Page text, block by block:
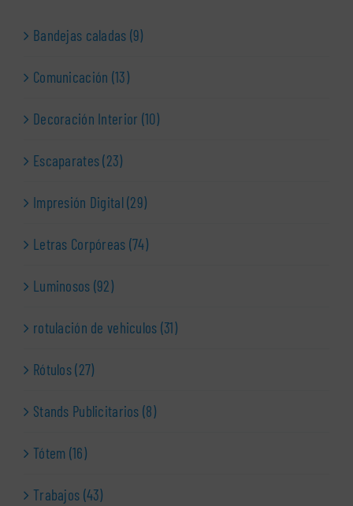
Bandejas caladas (9)
Comunicación (13)
Decoración Interior (10)
Escaparates (23)
Impresión Digital (29)
Letras Corpóreas (74)
Luminosos (92)
rotulación de vehiculos (31)
Rótulos (27)
Stands Publicitarios (8)
Tótem (16)
Trabajos (43)